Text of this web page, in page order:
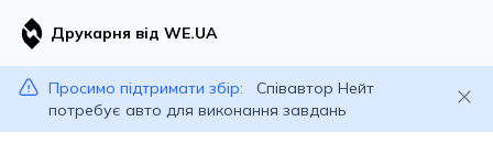
Друкарня від WE.UA
Просимо підтримати збір:
Співавтор Нейт
потребує авто для виконання завдань